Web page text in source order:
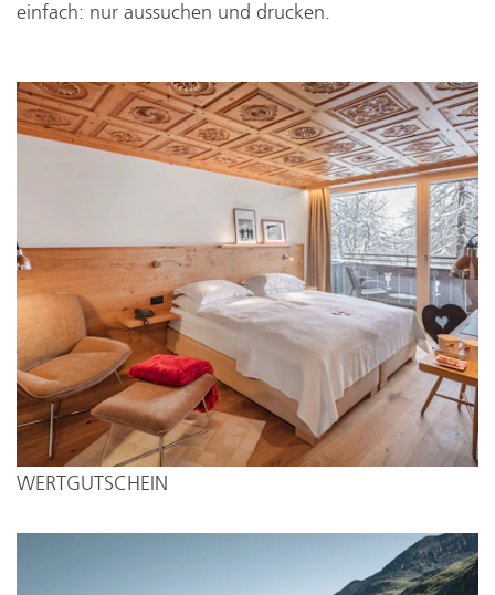
einfach: nur aussuchen und drucken.
WERTGUTSCHEIN